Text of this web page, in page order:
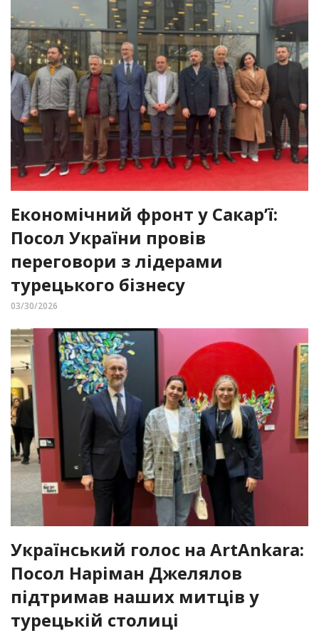
Економічний фронт у Сакар’ї:
Посол України провів
переговори з лідерами
турецького бізнесу
03/30/2026
Український голос на ArtAnkara:
Посол Наріман Джелялов
підтримав наших митців у
турецькій столиці